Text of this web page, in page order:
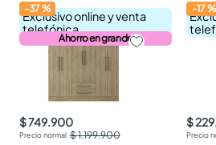
Exclusivo online y venta
telefónica
Ahorro en grande
-37%
$ 749.900
$ 1.199.900
-17%
$